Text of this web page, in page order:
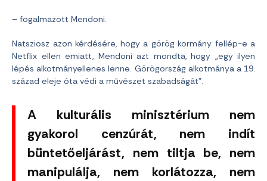
– fogalmazott Mendoni.
Natsziosz azon kérdésére, hogy a görög kormány fellép-e a
Netflix ellen emiatt, Mendoni azt mondta, hogy „egy ilyen
lépés alkotmányellenes lenne. Görögország alkotmánya a 19.
század eleje óta védi a művészet szabadságát”.
A kulturális minisztérium nem
gyakorol cenzúrát, nem indít
büntetőeljárást, nem tiltja be, nem
manipulálja, nem korlátozza, nem